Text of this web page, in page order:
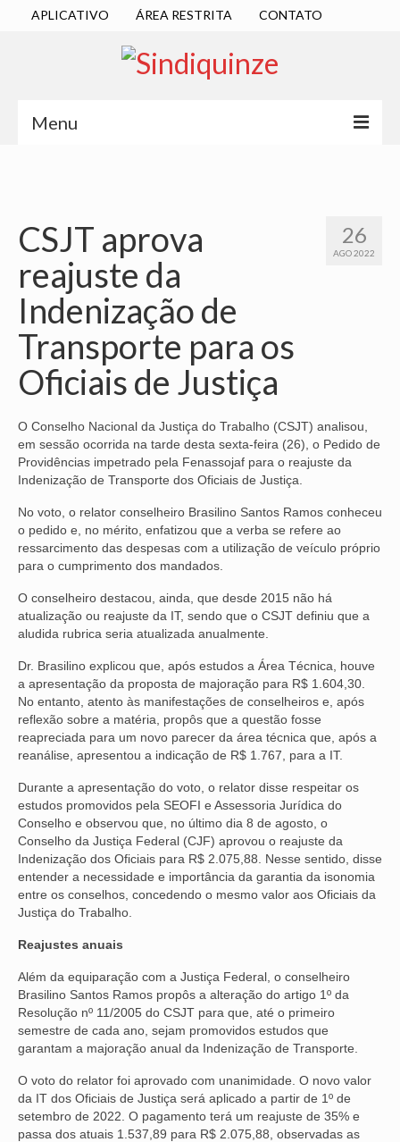
APLICATIVO ÁREA RESTRITA CONTATO
Menu
DIRETORIA EXECUTIVA
ESTATUTO
ATAS
LOCALIZAÇÃO
QUEM SOMOS
NOSSA HISTÓRIA
SUBSEDES
BAURU
PRESIDENTE PRUDENTE
RIBEIRÃO PRETO
SÃO JOSÉ DO RIO PRETO
SOROCABA
NOTÍCIAS
BOLETIM
VÍDEOS
CONVÊNIOS
SINDICALIZE-SE
JURÍDICO
NÚCLEOS
APOSENTADOS
AGENTES DE POLÍCIA JUDICIAL
ANALISTAS JUDICIÁRIOS
ACESSIBILIDADE E INCLUSÃO
26
AGO 2022
CSJT aprova
reajuste da
Indenização de
Transporte para os
Oficiais de Justiça
O Conselho Nacional da Justiça do Trabalho (CSJT) analisou,
em sessão ocorrida na tarde desta sexta-feira (26), o Pedido de
Providências impetrado pela Fenassojaf para o reajuste da
Indenização de Transporte dos Oficiais de Justiça.
No voto, o relator conselheiro Brasilino Santos Ramos conheceu
o pedido e, no mérito, enfatizou que a verba se refere ao
ressarcimento das despesas com a utilização de veículo próprio
para o cumprimento dos mandados.
O conselheiro destacou, ainda, que desde 2015 não há
atualização ou reajuste da IT, sendo que o CSJT definiu que a
aludida rubrica seria atualizada anualmente.
Dr. Brasilino explicou que, após estudos a Área Técnica, houve
a apresentação da proposta de majoração para R$ 1.604,30.
No entanto, atento às manifestações de conselheiros e, após
reflexão sobre a matéria, propôs que a questão fosse
reapreciada para um novo parecer da área técnica que, após a
reanálise, apresentou a indicação de R$ 1.767, para a IT.
Durante a apresentação do voto, o relator disse respeitar os
estudos promovidos pela SEOFI e Assessoria Jurídica do
Conselho e observou que, no último dia 8 de agosto, o
Conselho da Justiça Federal (CJF) aprovou o reajuste da
Indenização dos Oficiais para R$ 2.075,88. Nesse sentido, disse
entender a necessidade e importância da garantia da isonomia
entre os conselhos, concedendo o mesmo valor aos Oficiais da
Justiça do Trabalho.
Reajustes anuais
Além da equiparação com a Justiça Federal, o conselheiro
Brasilino Santos Ramos propôs a alteração do artigo 1º da
Resolução nº 11/2005 do CSJT para que, até o primeiro
semestre de cada ano, sejam promovidos estudos que
garantam a majoração anual da Indenização de Transporte.
O voto do relator foi aprovado com unanimidade. O novo valor
da IT dos Oficiais de Justiça será aplicado a partir de 1º de
setembro de 2022. O pagamento terá um reajuste de 35% e
passa dos atuais 1.537,89 para R$ 2.075,88, observadas as